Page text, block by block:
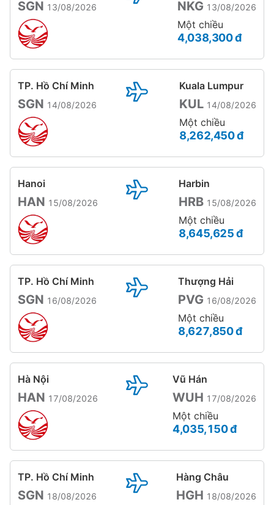
SGN 13/08/2026 NKG 13/08/2026
Một chiều
4,038,300 đ
TP. Hồ Chí Minh
SGN 14/08/2026
Kuala Lumpur
KUL 14/08/2026
Một chiều
8,262,450 đ
Hanoi
HAN 15/08/2026
Harbin
HRB 15/08/2026
Một chiều
8,645,625 đ
TP. Hồ Chí Minh
SGN 16/08/2026
Thượng Hải
PVG 16/08/2026
Một chiều
8,627,850 đ
Hà Nội
HAN 17/08/2026
Vũ Hán
WUH 17/08/2026
Một chiều
4,035,150 đ
TP. Hồ Chí Minh
SGN 18/08/2026
Hàng Châu
HGH 18/08/2026